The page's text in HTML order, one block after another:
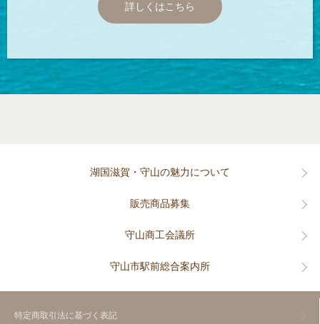
詳しくはこちら
湖国滋賀・守山の魅力について
販売商品募集
守山商工会議所
守山市駅前総合案内所
特定商取引法に基づく表記